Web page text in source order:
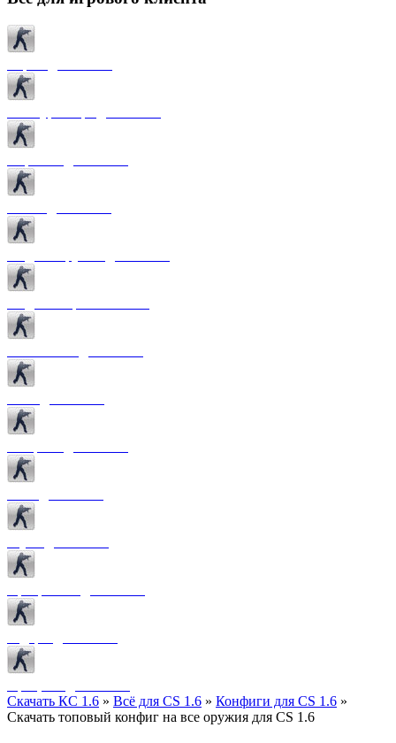
Скачать КС 1.6 » Всё для CS 1.6 » Конфиги для CS 1.6 »
Скачать топовый конфиг на все оружия для CS 1.6